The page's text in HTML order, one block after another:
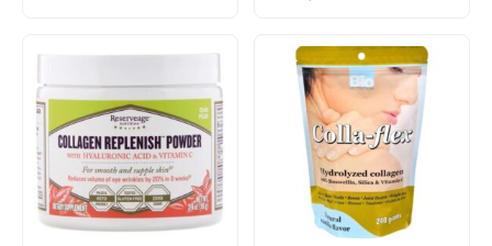
original
R$265,55.
atual
é:
R$167,48.